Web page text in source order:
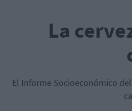
La
El Informe Socioeconómico